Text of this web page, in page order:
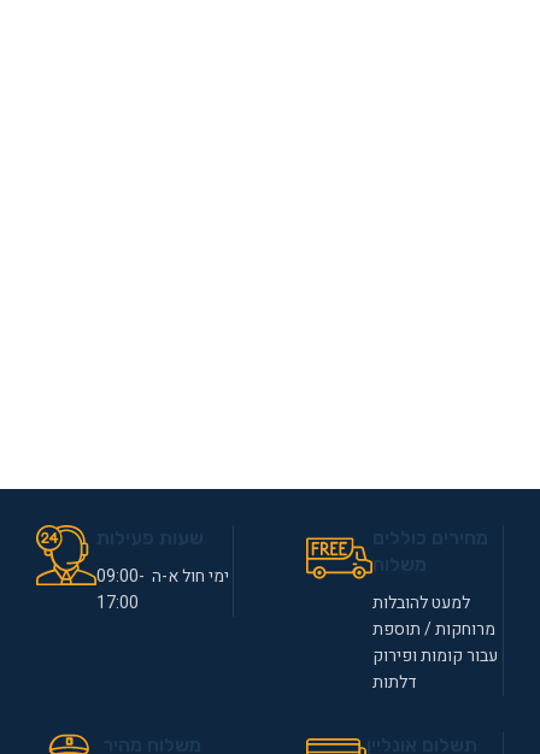
למעט להובלות
מרוחקות / תוספת
עבור קומות ופירוק
דלתות
ימי חול א-ה 09:00-
17:00